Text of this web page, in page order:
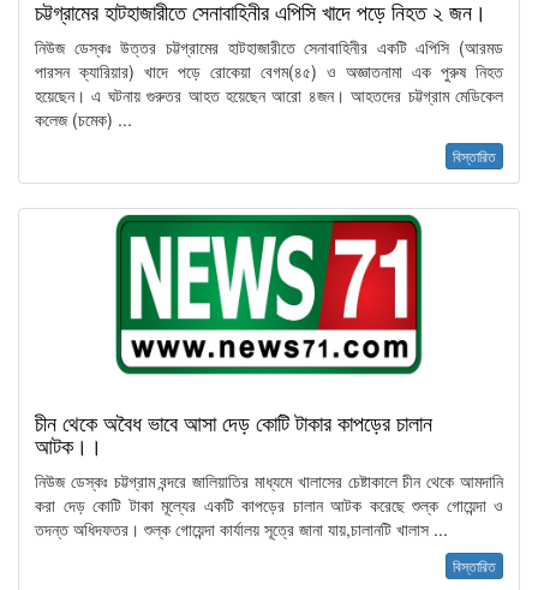
চট্টগ্রামের হাটহাজারীতে সেনাবাহিনীর এপিসি খাদে পড়ে নিহত ২ জন।
নিউজ ডেস্কঃ উত্তর চট্টগ্রামের হাটহাজারীতে সেনাবাহিনীর একটি এপিসি (আরমড
পারসন ক্যারিয়ার) খাদে পড়ে রোকেয়া বেগম(৪৫) ও অজ্ঞাতনামা এক পুরুষ নিহত
হয়েছেন। এ ঘটনায় গুরুতর আহত হয়েছেন আরো ৪জন। আহতদের চট্টগ্রাম মেডিকেল
কলেজ (চমেক) ...
বিস্তারিত
চীন থেকে অবৈধ ভাবে আসা দেড় কোটি টাকার কাপড়ের চালান
আটক।।
নিউজ ডেস্কঃ চট্টগ্রাম বন্দরে জালিয়াতির মাধ্যমে খালাসের চেষ্টাকালে চীন থেকে আমদানি
করা দেড় কোটি টাকা মূল্যের একটি কাপড়ের চালান আটক করেছে শুল্ক গোয়েন্দা ও
তদন্ত অধিদফতর। শুল্ক গোয়েন্দা কার্যালয় সূত্রে জানা যায়,চালানটি খালাস ...
বিস্তারিত